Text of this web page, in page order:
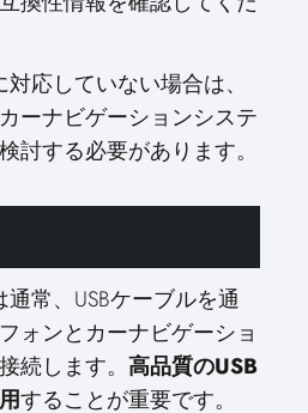
応していない場合は、
ーナビゲーションシステ
討する必要があります。
通常、USBケーブルを通
ォンとカーナビゲーショ
続します。 高品質のUSB
することが重要です。